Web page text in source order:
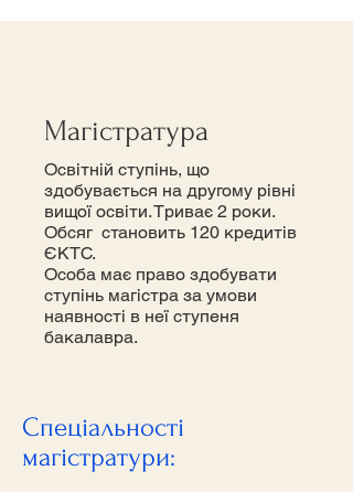
Магістратура
Освітній ступінь, що
здобувається на другому рівні
вищої освіти. Триває 2 роки.
Обсяг становить 120 кредитів
ЄКТС.
Особа має право здобувати
ступінь магістра за умови
наявності в неї ступеня
бакалавра.
Спеціальності
магістратури: